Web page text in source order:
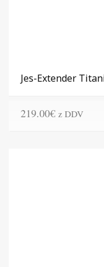
Jes-Extender
219.00€ z DDV